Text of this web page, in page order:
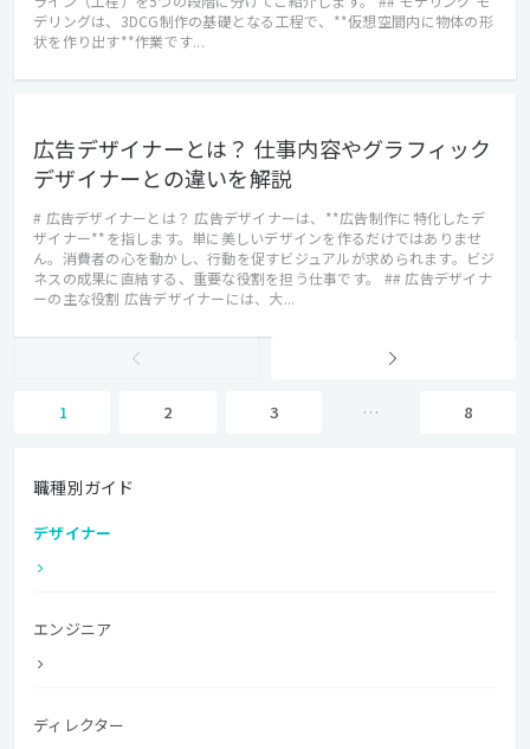
デリングは、3DCG制作の基礎となる工程で、**仮想空間内に物体の形
状を作り出す**作業です...
広告デザイナーとは？ 仕事内容やグラフィック
デザイナーとの違いを解説
# 広告デザイナーとは？ 広告デザイナーは、**広告制作に特化したデ
ザイナー**を指します。単に美しいデザインを作るだけではありませ
ん。消費者の心を動かし、行動を促すビジュアルが求められます。ビジ
ネスの成果に直結する、重要な役割を担う仕事です。 ## 広告デザイナ
ーの主な役割 広告デザイナーには、大...
1 2 3 … 8
職種別ガイド
デザイナー
エンジニア
ディレクター